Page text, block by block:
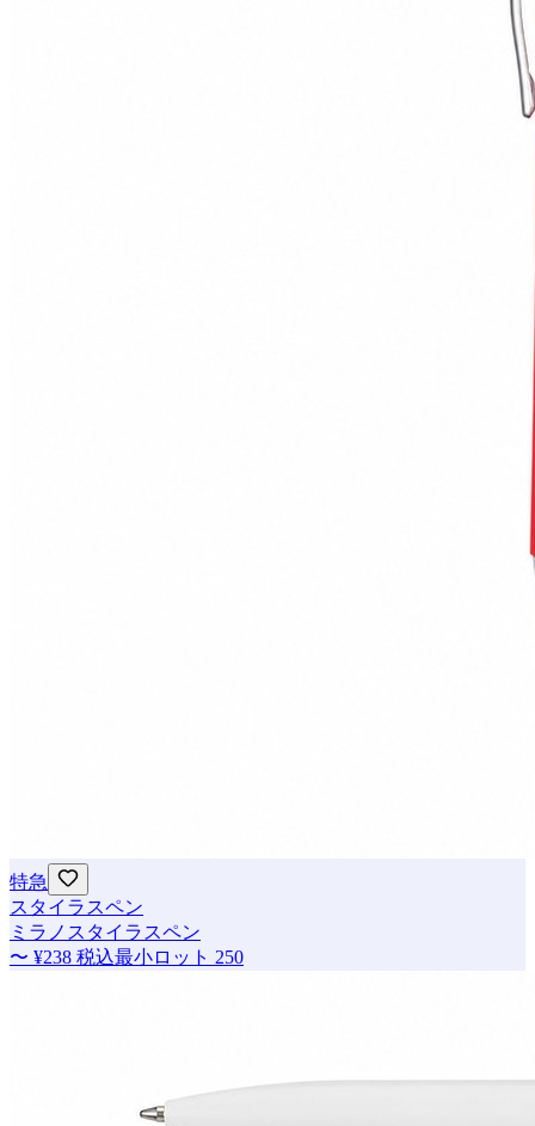
特急
スタイラスペン
ミラノスタイラスペン
〜 ¥238 税込最小ロット 250